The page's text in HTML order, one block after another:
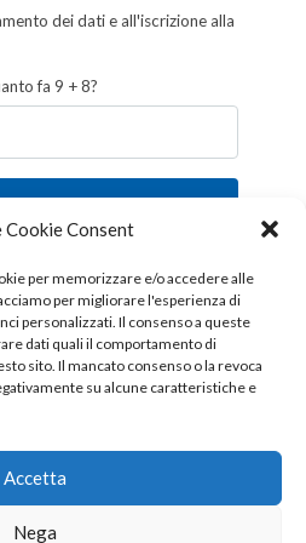
Cookie Consent
per memorizzare e/o accedere alle
per migliorare l'esperienza di
personalizzati. Il consenso a queste
dati quali il comportamento di
sito. Il mancato consenso o la revoca
su alcune caratteristiche e
Accetta
Nega
dei dati e all'iscrizione alla
fa 9 + 8?
Iscriviti